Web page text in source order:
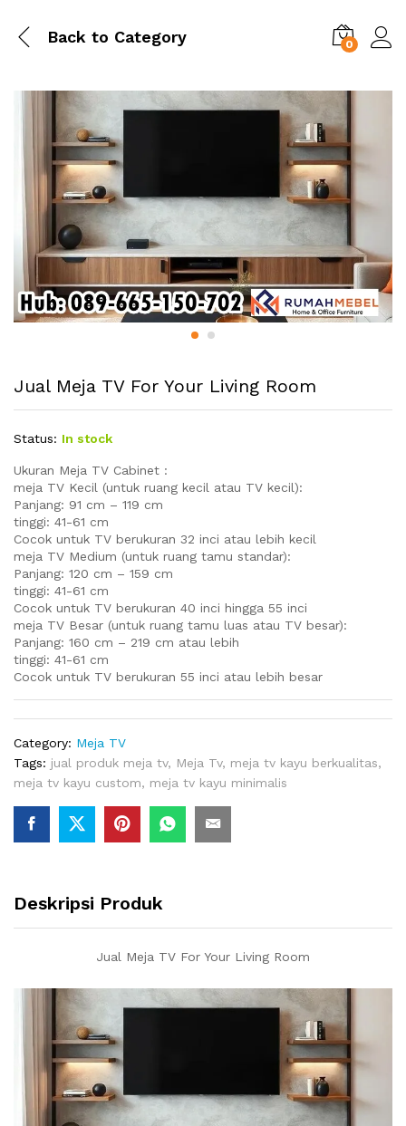
Back to Category 0
Jual Meja TV For Your Living Room
Status: In stock
Ukuran Meja TV Cabinet :
meja TV Kecil (untuk ruang kecil atau TV kecil):
Panjang: 91 cm – 119 cm
tinggi: 41-61 cm
Cocok untuk TV berukuran 32 inci atau lebih kecil
meja TV Medium (untuk ruang tamu standar):
Panjang: 120 cm – 159 cm
tinggi: 41-61 cm
Cocok untuk TV berukuran 40 inci hingga 55 inci
meja TV Besar (untuk ruang tamu luas atau TV besar):
Panjang: 160 cm – 219 cm atau lebih
tinggi: 41-61 cm
Cocok untuk TV berukuran 55 inci atau lebih besar
Category: Meja TV
Tags: jual produk meja tv, Meja Tv, meja tv kayu berkualitas,
meja tv kayu custom, meja tv kayu minimalis
Deskripsi Produk
Jual Meja TV For Your Living Room